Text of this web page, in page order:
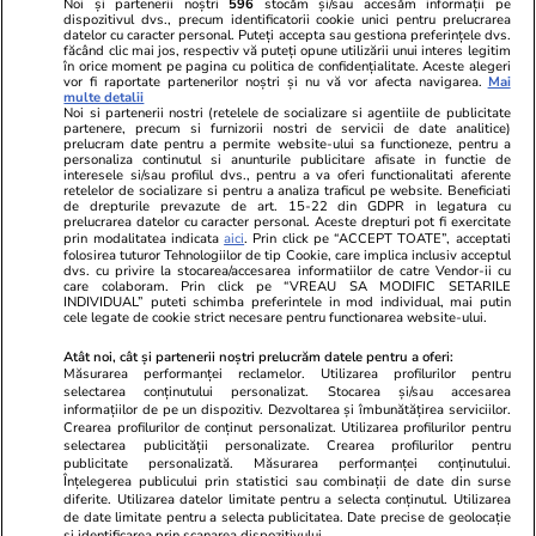
Ringier România
Libertatea pentru
Unica.ro
Program TV
Avantaje
ELLE
Gazeta Sporturilor
Stiri mondene
Calculator sarcina
Ajută Copiii
Locuri de muncă
Imobiliare.ro
Jobradar24
Imoradar24
Colecții Libertatea
Pariază responsabil! Decizia ONJN nr. 821/25.09.2025.
Jocurile de noroc sunt interzise minorilor.
Actualizare preferințe cookies
Noi și partenerii noștri 596 stocăm și/sau accesăm informații pe
dispozitivul dvs., precum identificatorii cookie unici pentru prelucrarea
datelor cu caracter personal. Puteți accepta sau gestiona preferințele dvs.
făcând clic mai jos, respectiv vă puteți opune utilizării unui interes legitim
în orice moment pe pagina cu politica de confidențialitate. Aceste alegeri
vor fi raportate partenerilor noștri și nu vă vor afecta navigarea. Mai
multe detalii
Noi si partenerii nostri (retelele de socializare si agentiile de publicitate
partenere, precum si furnizorii nostri de servicii de date analitice)
prelucram date pentru a permite website-ului sa functioneze, pentru a
personaliza continutul si anunturile publicitare afisate in functie de
interesele si/sau profilul dvs., pentru a va oferi functionalitati aferente
retelelor de socializare si pentru a analiza traficul pe website. Beneficiati
de drepturile prevazute de art. 15-22 din GDPR in legatura cu
prelucrarea datelor cu caracter personal. Aceste drepturi pot fi exercitate
prin modalitatea indicataaici. Prin click pe “ACCEPT TOATE”, acceptati
folosirea tuturor Tehnologiilor de tip Cookie, care implica inclusiv acceptul
dvs. cu privire la stocarea/accesarea informatiilor de catre Vendor-ii cu
care colaboram. Prin click pe “VREAU SA MODIFIC SETARILE
INDIVIDUAL” puteti schimba preferintele in mod individual, mai putin
cele legate de cookie strict necesare pentru functionarea website-ului.
Atât noi, cât și partenerii noștri prelucrăm datele pentru a oferi:
Măsurarea performanței reclamelor. Utilizarea profilurilor pentru
selectarea conținutului personalizat. Stocarea și/sau accesarea
informațiilor de pe un dispozitiv. Dezvoltarea și îmbunătățirea serviciilor.
Crearea profilurilor de conținut personalizat. Utilizarea profilurilor pentru
selectarea publicității personalizate. Crearea profilurilor pentru
publicitate personalizată. Măsurarea performanței conținutului.
Înțelegerea publicului prin statistici sau combinații de date din surse
diferite. Utilizarea datelor limitate pentru a selecta conținutul. Utilizarea
de date limitate pentru a selecta publicitatea. Date precise de geolocație